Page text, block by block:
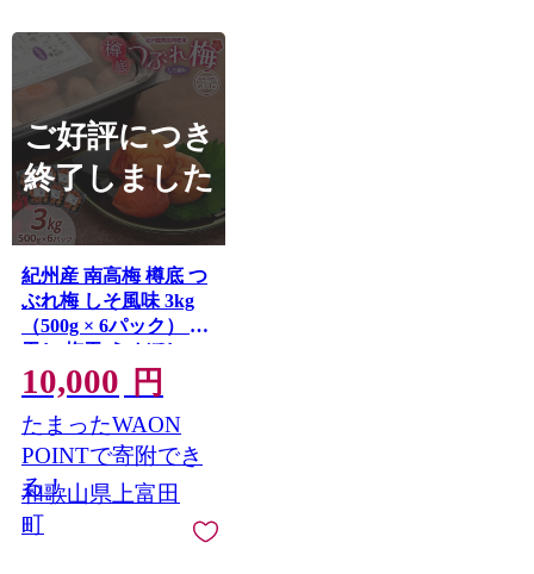
ご好評につき
終了しました
紀州産 南高梅 樽底 つ
ぶれ梅 しそ風味 3kg
（500g × 6パック） 梅
干し 梅干 うめぼし
10,000 円
たまったWAON
POINTで寄附でき
る！
和歌山県上富田
町